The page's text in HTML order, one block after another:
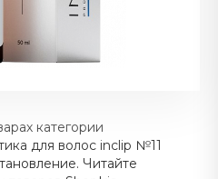
категории
для волос inclip №11
Читайте